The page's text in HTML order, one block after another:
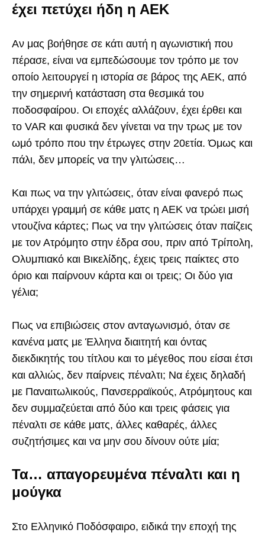
έχει πετύχει ήδη η ΑΕΚ
Αν μας βοήθησε σε κάτι αυτή η αγωνιστική που
πέρασε, είναι να εμπεδώσουμε τον τρόπο με τον
οποίο λειτουργεί η ιστορία σε βάρος της ΑΕΚ, από
την σημερινή κατάσταση στα θεσμικά του
ποδοσφαίρου. Οι εποχές αλλάζουν, έχει έρθει και
το VAR και φυσικά δεν γίνεται να την τρως με τον
ωμό τρόπο που την έτρωγες στην 20ετία. Όμως και
πάλι, δεν μπορείς να την γλιτώσεις…
Και πως να την γλιτώσεις, όταν είναι φανερό πως
υπάρχει γραμμή σε κάθε ματς η ΑΕΚ να τρώει μισή
ντουζίνα κάρτες; Πως να την γλιτώσεις όταν παίζεις
με τον Ατρόμητο στην έδρα σου, πριν από Τρίπολη,
Ολυμπιακό και Βικελίδης, έχεις τρεις παίκτες στο
όριο και παίρνουν κάρτα και οι τρεις; Οι δύο για
γέλια;
Πως να επιβιώσεις στον ανταγωνισμό, όταν σε
κανένα ματς με Έλληνα διαιτητή και όντας
διεκδικητής του τίτλου και το μέγεθος που είσαι έτσι
και αλλιώς, δεν παίρνεις πέναλτι; Να έχεις δηλαδή
με Παναιτωλικούς, Πανσερραϊκούς, Ατρόμητους και
δεν συμμαζεύεται από δύο και τρεις φάσεις για
πέναλτι σε κάθε ματς, άλλες καθαρές, άλλες
συζητήσιμες και να μην σου δίνουν ούτε μία;
Τα… απαγορευμένα πέναλτι και η
μούγκα
Στο Ελληνικό Ποδόσφαιρο, ειδικά την εποχή της